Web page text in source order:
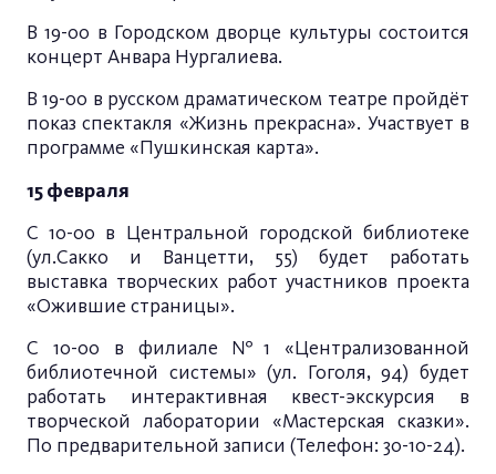
В 19-00 в Городском дворце культуры состоится
концерт Анвара Нургалиева.
В 19-00 в русском драматическом театре пройдёт
показ спектакля «Жизнь прекрасна». Участвует в
программе «Пушкинская карта».
15 февраля
С 10-00 в Центральной городской библиотеке
(ул.Сакко и Ванцетти, 55) будет работать
выставка творческих работ участников проекта
«Ожившие страницы».
С 10-00 в филиале №1 «Централизованной
библиотечной системы» (ул. Гоголя, 94) будет
работать интерактивная квест-экскурсия в
творческой лаборатории «Мастерская сказки».
По предварительной записи (Телефон: 30-10-24).